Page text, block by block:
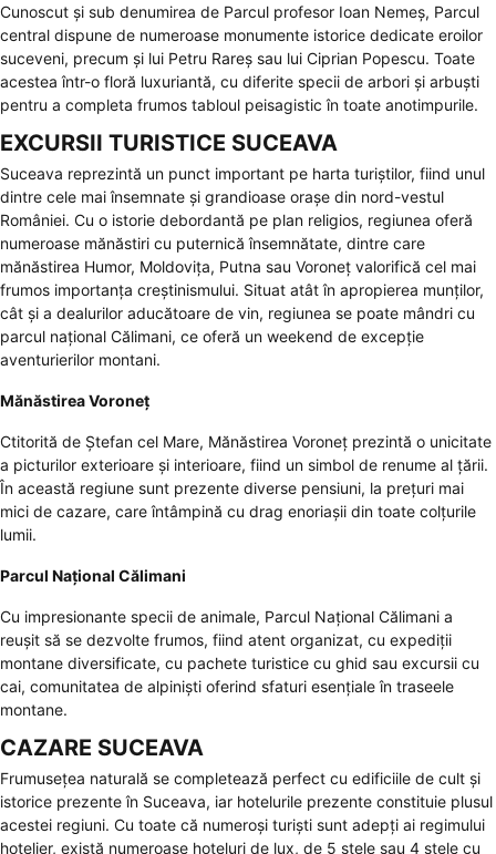
Cunoscut și sub denumirea de Parcul profesor Ioan Nemeș, Parcul
central dispune de numeroase monumente istorice dedicate eroilor
suceveni, precum și lui Petru Rareș sau lui Ciprian Popescu. Toate
acestea într-o floră luxuriantă, cu diferite specii de arbori și arbuști
pentru a completa frumos tabloul peisagistic în toate anotimpurile.
EXCURSII TURISTICE SUCEAVA
Suceava reprezintă un punct important pe harta turiștilor, fiind unul
dintre cele mai însemnate și grandioase orașe din nord-vestul
României. Cu o istorie debordantă pe plan religios, regiunea oferă
numeroase mănăstiri cu puternică însemnătate, dintre care
mănăstirea Humor, Moldovița, Putna sau Voroneț valorifică cel mai
frumos importanța creștinismului. Situat atât în apropierea munților,
cât și a dealurilor aducătoare de vin, regiunea se poate mândri cu
parcul național Călimani, ce oferă un weekend de excepție
aventurierilor montani.
Mănăstirea Voroneț
Ctitorită de Ștefan cel Mare, Mănăstirea Voroneț prezintă o unicitate
a picturilor exterioare și interioare, fiind un simbol de renume al țării.
În această regiune sunt prezente diverse pensiuni, la prețuri mai
mici de cazare, care întâmpină cu drag enoriașii din toate colțurile
lumii.
Parcul Național Călimani
Cu impresionante specii de animale, Parcul Național Călimani a
reușit să se dezvolte frumos, fiind atent organizat, cu expediții
montane diversificate, cu pachete turistice cu ghid sau excursii cu
cai, comunitatea de alpiniști oferind sfaturi esențiale în traseele
montane.
CAZARE SUCEAVA
Frumusețea naturală se completează perfect cu edificiile de cult și
istorice prezente în Suceava, iar hotelurile prezente constituie plusul
acestei regiuni. Cu toate că numeroși turiști sunt adepți ai regimului
hotelier, există numeroase hoteluri de lux, de 5 stele sau 4 stele cu